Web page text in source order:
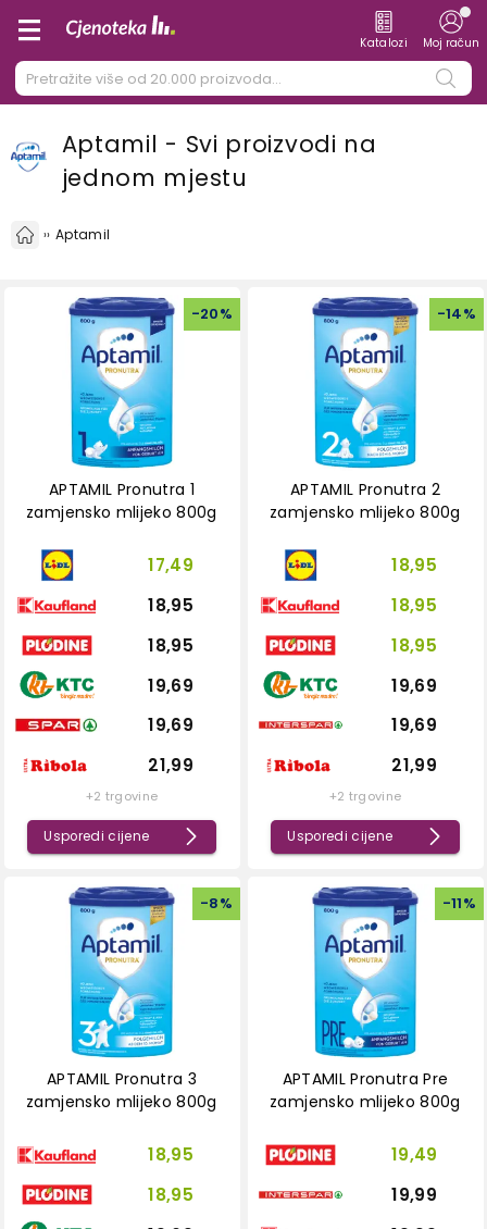
Katalozi Moj račun
Aptamil - Svi proizvodi na
jednom mjestu
Aptamil
-20%
APTAMIL Pronutra 1
zamjensko mlijeko 800g
17,49
18,95
18,95
19,69
19,69
21,99
+2 trgovine
Usporedi cijene
-14%
APTAMIL Pronutra 2
zamjensko mlijeko 800g
18,95
18,95
18,95
19,69
19,69
21,99
+2 trgovine
Usporedi cijene
-8%
APTAMIL Pronutra 3
zamjensko mlijeko 800g
18,95
18,95
-11%
APTAMIL Pronutra Pre
zamjensko mlijeko 800g
19,49
19,99